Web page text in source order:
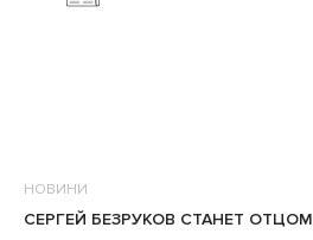
НОВИНИ
СЕРГЕЙ БЕЗРУКОВ СТАНЕТ ОТЦОМ